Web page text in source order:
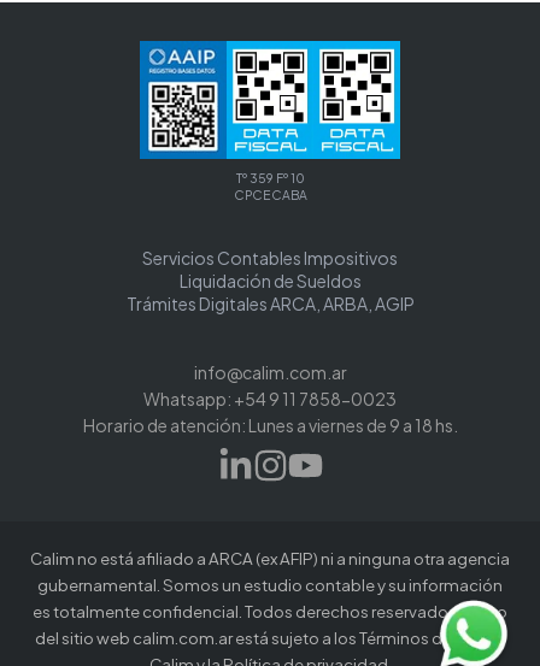
Tº 359 Fº 10
CPCECABA
Servicios Contables Impositivos
Liquidación de Sueldos
Trámites Digitales ARCA, ARBA, AGIP
info@calim.com.ar
Whatsapp: +54 9 11 7858-0023
Horario de atención: Lunes a viernes de 9 a 18 hs.
Calim no está afiliado a ARCA (ex AFIP) ni a ninguna otra agencia
gubernamental. Somos un estudio contable y su información
es totalmente confidencial. Todos derechos reservados. El uso
del sitio web calim.com.ar está sujeto a los Términos de uso de